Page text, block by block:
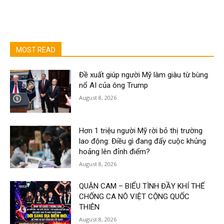
MOST READ
Đề xuất giúp người Mỹ làm giàu từ bùng
nổ AI của ông Trump
August 8, 2026
Hơn 1 triệu người Mỹ rời bỏ thị trường
lao động: Điều gì đang đẩy cuộc khủng
hoảng lên đỉnh điểm?
August 8, 2026
QUẬN CAM – BIỂU TÌNH ĐẦY KHÍ THẾ
CHỐNG CA NÔ VIỆT CỘNG QUỐC
THIÊN
August 8, 2026